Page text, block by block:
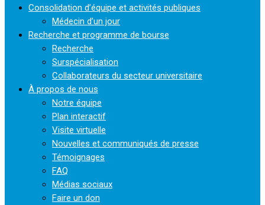
Consolidation d’équipe et activités publiques
Médecin d’un jour
Recherche et programme de bourse
Recherche
Surspécialisation
Collaborateurs du secteur universitaire
À propos de nous
Notre équipe
Plan interactif
Visite virtuelle
Nouvelles et communiqués de presse
Témoignages
FAQ
Médias sociaux
Faire un don